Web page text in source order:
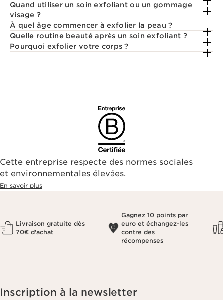
Quand utiliser un soin exfoliant ou un gommage
visage ?
À quel âge commencer à exfolier la peau ?
Quelle routine beauté après un soin exfoliant ?
Pourquoi exfolier votre corps ?
Cette entreprise respecte des normes sociales
et environnementales élevées.
En savoir plus
Livraison gratuite dès
70€ d'achat
Gagnez 10 points par
euro et échangez-les
contre des
récompenses
Inscription à la newsletter